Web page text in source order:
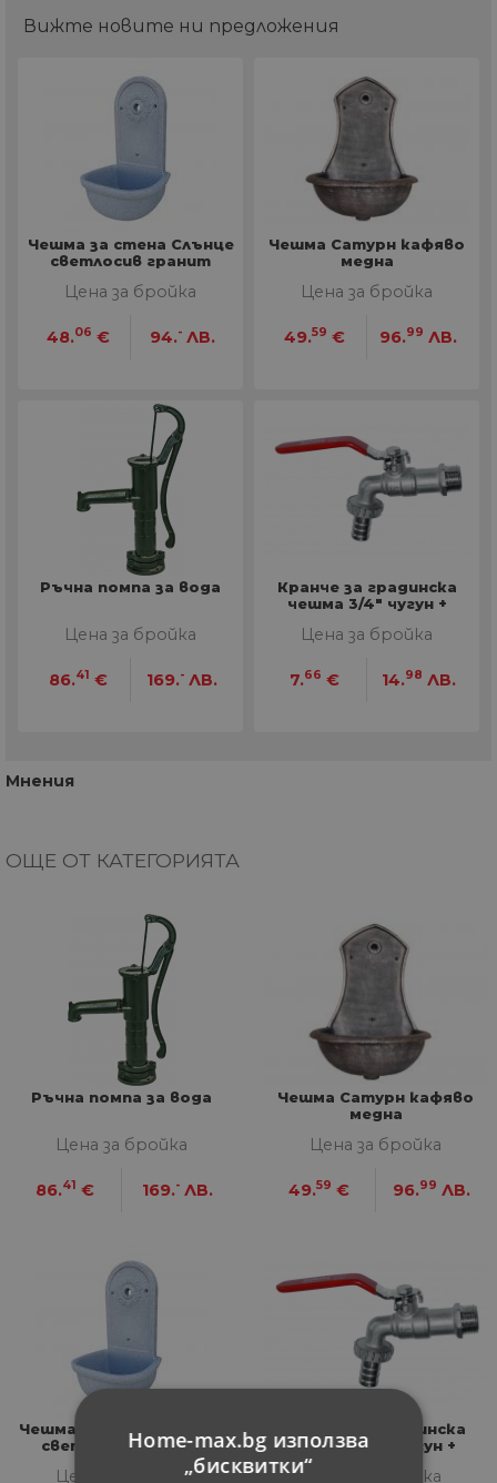
Вижте новите ни предложения
Чешма за стена Слънце
светлосив гранит
Цена за бройка
48.06 € 94.- ЛВ.
Чешма Сатурн кафяво
медна
Цена за бройка
49.59 € 96.99 ЛВ.
Ръчна помпа за вода
Цена за бройка
86.41 € 169.- ЛВ.
Кранче за градинска
чешма 3/4" чугун +
Цена за бройка
7.66 € 14.98 ЛВ.
Мнения
ОЩЕ ОТ КАТЕГОРИЯТА
Ръчна помпа за вода
Цена за бройка
86.41 € 169.- ЛВ.
Чешма Сатурн кафяво
медна
Цена за бройка
49.59 € 96.99 ЛВ.
Чешма за стена Слънце
светлосив гранит
Цена за бройка
Кранче за градинска
чешма 3/4" чугун +
Цена за бройка
Home-max.bg използва
„бисквитки“